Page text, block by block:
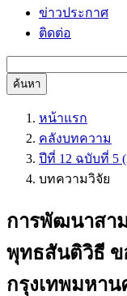
ข่าวประกาศ
ติดต่อ
ค้นหา
หน้าแรก
คลังบทความ
ปีที่ 12 ฉบับที่ 5
บทความวิจัย
การพัฒนาสา
พุทธสันติวิธี ข
กรุงเทพมหาน